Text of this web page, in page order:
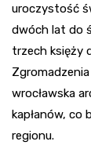
uroczystość
dwóch lat do
trzech księży
wrocławska
kapłanów, co
regionu.